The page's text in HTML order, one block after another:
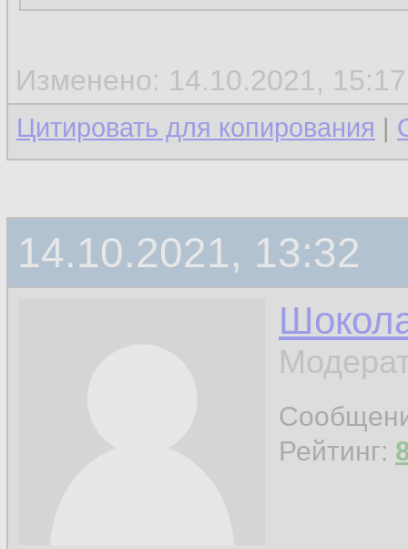
Изменено: 14.10.2021,
Цитировать для копирования |
14.10.2021, 13:32
Рейтинг: